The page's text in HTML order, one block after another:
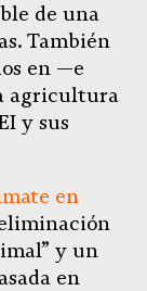
de una
También
en —e
agricultura
y sus
en
y un
en